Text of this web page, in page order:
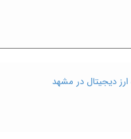
دیجیتال در مشهد